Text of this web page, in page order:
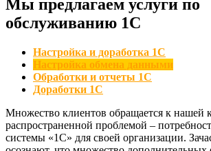
Мы предлагаем услуги по
обслуживанию 1C
Настройка и доработка 1С
Настройка обмена данными
Обработки и отчеты 1С
Доработки 1С
Множество клиентов обращается к нашей
распространенной проблемой –
системы «1С» для своей организации.